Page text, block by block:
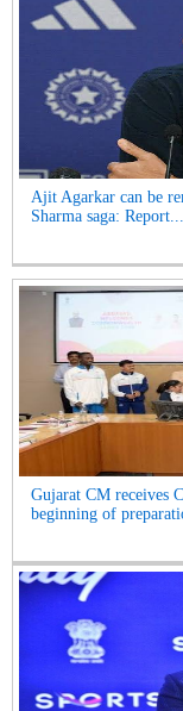
Ajit Agarkar can be
Sharma saga: Report...
Gujarat CM receives
beginning of